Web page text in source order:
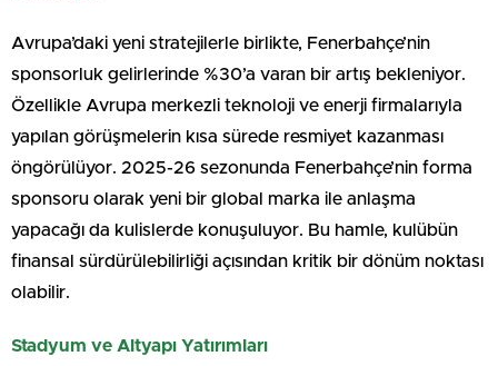
Avrupa’daki yeni stratejilerle birlikte, Fenerbahçe’nin
sponsorluk gelirlerinde %30’a varan bir artış bekleniyor.
Özellikle Avrupa merkezli teknoloji ve enerji firmalarıyla
yapılan görüşmelerin kısa sürede resmiyet kazanması
öngörülüyor. 2025-26 sezonunda Fenerbahçe’nin forma
sponsoru olarak yeni bir global marka ile anlaşma
yapacağı da kulislerde konuşuluyor. Bu hamle, kulübün
finansal sürdürülebilirliği açısından kritik bir dönüm noktası
olabilir.
Stadyum ve Altyapı Yatırımları